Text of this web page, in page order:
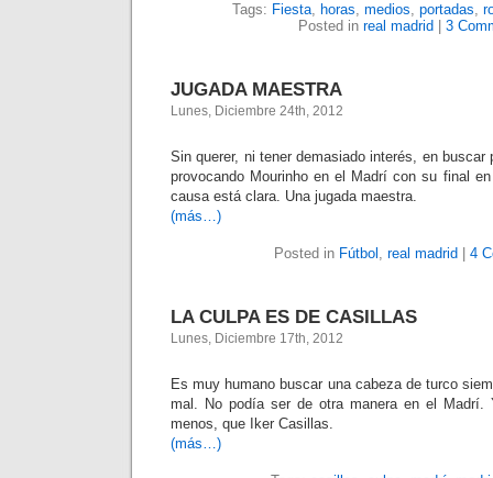
Tags: Fiesta, horas, medios, portadas,
Posted in real madrid 3
JUGADA MAESTRA
Lunes, Diciembre 24th, 2012
Sin querer, ni tener demasiado interés, en buscar
provocando Mourinho en el Madrí con su final
causa está clara. Una jugada maestra.
(más…)
Posted in Fútbol , real madrid 4
LA CULPA ES DE CASILLAS
Lunes, Diciembre 17th, 2012
Es muy humano buscar una cabeza de turco
mal. No podía ser de otra manera en el
menos, que Iker Casillas.
(más…)